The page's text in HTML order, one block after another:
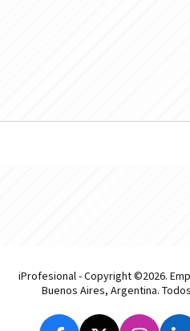
iProfesional - Copyright ©2026.
Buenos Aires, Argentina.